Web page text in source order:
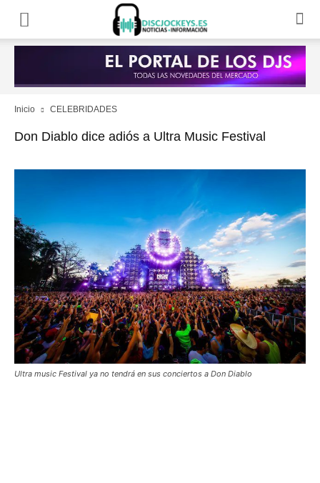
Inicio CELEBRIDADES
Don Diablo dice adiós a Ultra Music Festival
Ultra music Festival ya no tendrá en sus conciertos a Don Diablo